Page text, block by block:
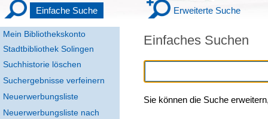
Mein Bibliothekskonto
Stadtbibliothek Solingen
Einfache Suche Erweiterte Suche
Suchhistorie löschen
Suchergebnisse verfeinern
Neuerwerbungsliste
Neuerwerbungsliste nach
Einfaches Suchen
Sie können die Suche